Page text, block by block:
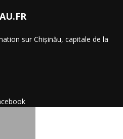
sur Chișinău, capitale de la